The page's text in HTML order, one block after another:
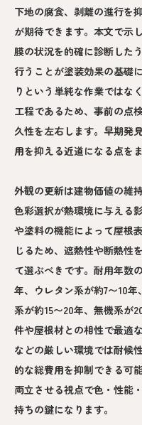
下地の腐食、剥離の進行を
が期待できます。本文で示
膜の状況を的確に診断した
行うことが塗装効果の基礎
りという単純な作業ではな
工程であるため、事前の点
久性を左右します。早期発
用を抑える近道になる点を
外観の更新は建物価値の維
色彩選択が熱環境に与える
や塗料の機能によって屋根
じるため、遮熱性や断熱性
て選ぶべきです。耐用年数
年、ウレタン系が約7〜10
系が約15〜20年、無機系が
件や屋根材との相性で最適
などの厳しい環境では耐候
的な総費用を抑制できる可
両立させる視点で色・性能
持ちの鍵になります。